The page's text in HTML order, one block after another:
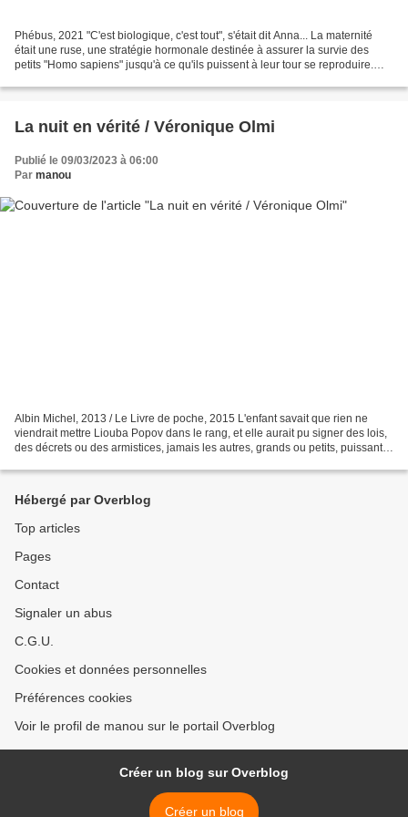
Phébus, 2021 "C'est biologique, c'est tout", s'était dit Anna... La maternité
était une ruse, une stratégie hormonale destinée à assurer la survie des
petits "Homo sapiens" jusqu'à ce qu'ils puissent à leur tour se reproduire.
La nuit en vérité / Véronique Olmi
Publié le 09/03/2023 à 06:00
Par manou
Albin Michel, 2013 / Le Livre de poche, 2015 L'enfant savait que rien ne
viendrait mettre Liouba Popov dans le rang, et elle aurait pu signer des lois,
des décrets ou des armistices, jamais les autres, grands ou petits, puissants
Hébergé par Overblog
Top articles
Pages
Contact
Signaler un abus
C.G.U.
Cookies et données personnelles
Préférences cookies
Voir le profil de manou sur le portail Overblog
Créer un blog sur Overblog
Créer un blog